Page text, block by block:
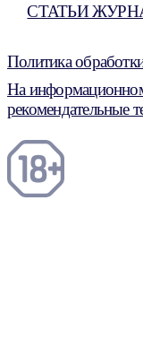
СТАТЬИ
Политика
На
рекомендательные